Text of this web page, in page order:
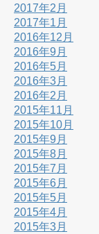
2017年2月
2017年1月
2016年12月
2016年9月
2016年5月
2016年3月
2016年2月
2015年11月
2015年10月
2015年9月
2015年8月
2015年7月
2015年6月
2015年5月
2015年4月
2015年3月